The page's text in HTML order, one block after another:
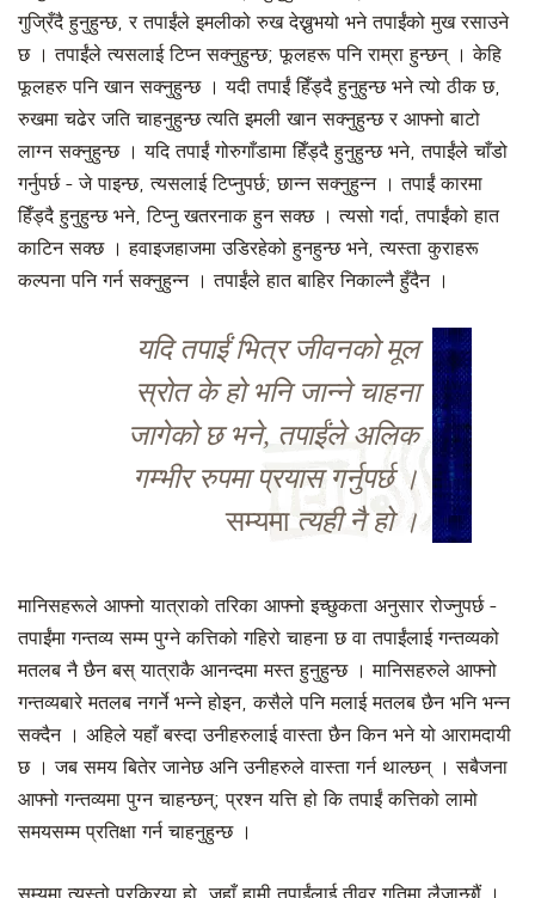
गुज्रिँदै हुनुहुन्छ, र तपाईंले इमलीको रुख देख्नुभयो भने तपाईंको मुख रसाउने
छ । तपाईंले त्यसलाई टिप्न सक्नुहुन्छ; फूलहरू पनि राम्रा हुन्छन् । केहि
फूलहरु पनि खान सक्नुहुन्छ । यदी तपाईं हिँड्दै हुनुहुन्छ भने त्यो ठीक छ,
रुखमा चढेर जति चाहनुहुन्छ त्यति इमली खान सक्नुहुन्छ र आफ्नो बाटो
लाग्न सक्नुहुन्छ । यदि तपाईं गोरुगाँडामा हिँड्दै हुनुहुन्छ भने,तपाईंले चाँडो
गर्नुपर्छ - जे पाइन्छ, त्यसलाई टिप्नुपर्छ; छान्न सक्नुहुन्न । तपाईं कारमा
हिँड्दै हुनुहुन्छ भने, टिप्नु खतरनाक हुन सक्छ । त्यसो गर्दा, तपाईंको हात
काटिन सक्छ । हवाइजहाजमा उडिरहेको हुनहुन्छ भने, त्यस्ता कुराहरू
कल्पना पनि गर्न सक्नुहुन्न । तपाईंले हात बाहिर निकाल्नै हुँदैन ।
यदि तपाईं भित्र जीवनको मूल
स्रोत के हो भनि जान्ने चाहना
जागेको छ भने, तपाईंले अलिक
गम्भीर रुपमा प्रयास गर्नुपर्छ ।
सम्यमात्यही नै हो ।
मानिसहरूले आफ्नो यात्राको तरिका आफ्नो इच्छुकता अनुसार रोज्नुपर्छ -
तपाईंमा गन्तव्य सम्म पुग्ने कत्तिको गहिरो चाहना छ वा तपाईंलाई गन्तव्यको
मतलब नै छैन बस् यात्राकै आनन्दमा मस्त हुनुहुन्छ । मानिसहरुले आफ्नो
गन्तव्यबारे मतलब नगर्ने भन्ने होइन, कसैले पनि मलाई मतलब छैन भनि भन्न
सक्दैन । अहिले यहाँ बस्दा उनीहरुलाई वास्ता छैन किन भने यो आरामदायी
छ । जब समय बितेर जानेछ अनि उनीहरुले वास्ता गर्न थाल्छन् । सबैजना
आफ्नो गन्तव्यमा पुग्न चाहन्छन्; प्रश्न यत्ति हो कि तपाईं कत्तिको लामो
समयसम्म प्रतिक्षा गर्न चाहनुहुन्छ ।